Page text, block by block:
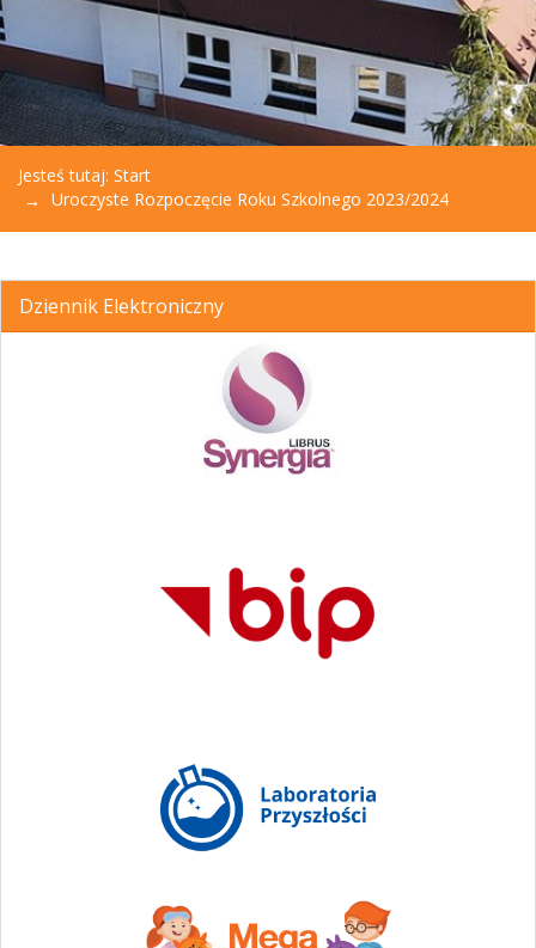
Jesteś tutaj: Start
Uroczyste Rozpoczęcie Roku Szkolnego 2023/2024
Dziennik Elektroniczny